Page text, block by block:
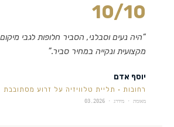
10/10
“היה נעים וסבלני, הסביר חלופות לגבי
מקצועית ונקייה במחיר סביר.”
יוסף אדם
רחובות · תליית טלוויזיה על זרוע מסתובבת
מאומת · מידרג · 03.2026